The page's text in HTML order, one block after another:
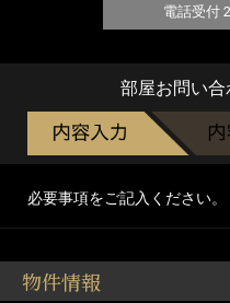
電話受付
部屋お問い合
必要事項をご記入ください。
物件情報